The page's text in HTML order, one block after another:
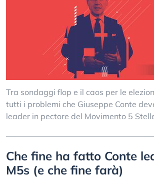
Tra sondaggi flop e il caos per le
tutti i problemi che Giuseppe Conte
leader in pectore del Movimento 5
Che fine ha fatto Conte
M5s (e che fine farà)